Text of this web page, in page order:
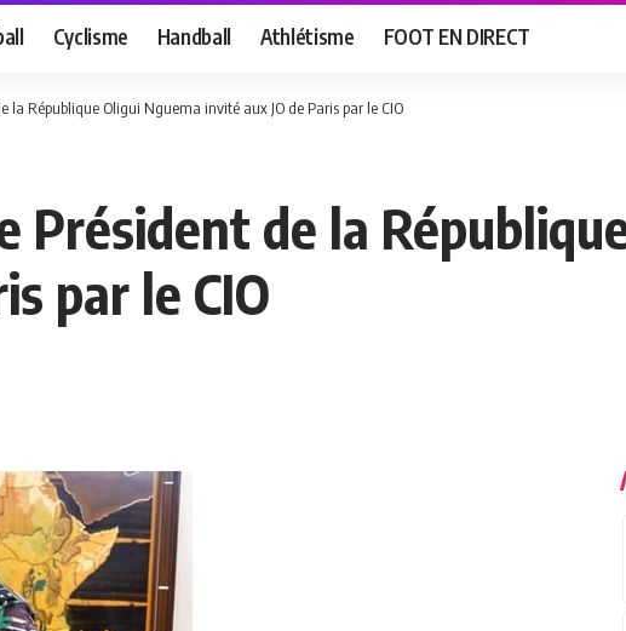
Cyclisme Handball Athlétisme FOOT EN DIRECT
la République Oligui Nguema invité aux JO de Paris par le CIO
Président de la
par le CIO